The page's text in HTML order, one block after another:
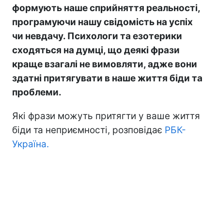
формують наше сприйняття реальності,
програмуючи нашу свідомість на успіх
чи невдачу. Психологи та езотерики
сходяться на думці, що деякі фрази
краще взагалі не вимовляти, адже вони
здатні притягувати в наше життя біди та
проблеми.
Які фрази можуть притягти у ваше життя
біди та неприємності, розповідає РБК-
Україна.